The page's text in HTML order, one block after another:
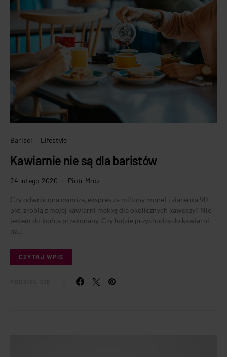
Bariści Lifestyle
Kawiarnie nie są dla baristów
24 lutego 2020 Piotr Mróz
Czy odwrócona osmoza, ekspres za miliony monet i ziarenka 90
pkt, zrobią z mojej kawiarni mekkę dla okolicznych kawoszy? Nie
jestem do końca przekonany. Czy ludzie przychodzą do kawiarni
na…
CZYTAJ WPIS